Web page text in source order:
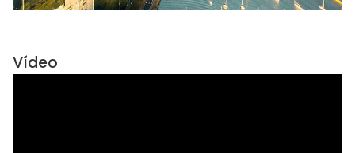
Vídeo